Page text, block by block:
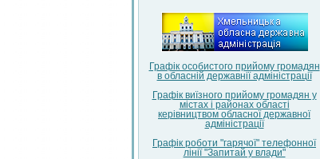
Графік особистого прийому громадян
в обласній державнії адміністрації
Графік виїзного прийому громадян у
містах і районах області
керівництвом обласної державної
адміністрації
Графік роботи "гарячої" телефонної
лінії "Запитай у влади"